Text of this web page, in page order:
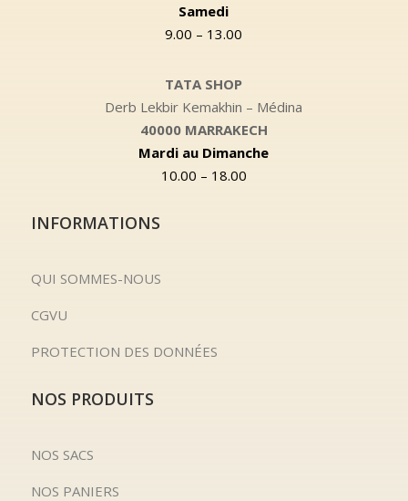
Samedi
9.00 – 13.00
TATA SHOP
Derb Lekbir Kemakhin – Médina
40000 MARRAKECH
Mardi au Dimanche
10.00 – 18.00
INFORMATIONS
QUI SOMMES-NOUS
CGVU
PROTECTION DES DONNÉES
NOS PRODUITS
NOS SACS
NOS PANIERS